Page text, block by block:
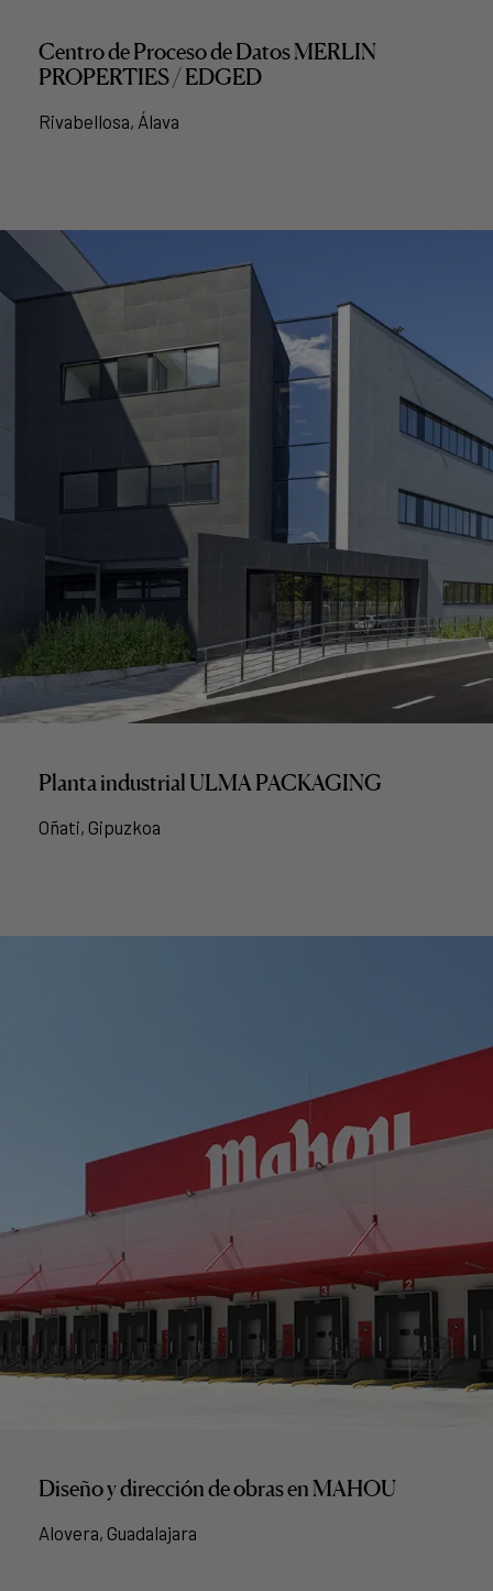
Centro de Proceso de Datos MERLIN
PROPERTIES / EDGED
Rivabellosa, Álava
Planta industrial ULMA PACKAGING
Oñati, Gipuzkoa
Diseño y dirección de obras en MAHOU
Alovera, Guadalajara